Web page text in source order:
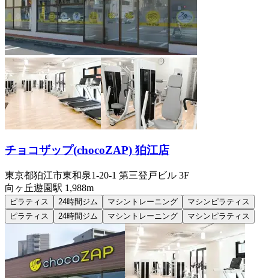
チョコザップ(chocoZAP) 狛江店
東京都狛江市東和泉1-20-1 第三登戸ビル 3F
向ヶ丘遊園駅 1,988m
ピラティス 24時間ジム マシントレーニング
マシンピラティス
ピラティス
24時間ジム マシントレーニング マシンピラティス